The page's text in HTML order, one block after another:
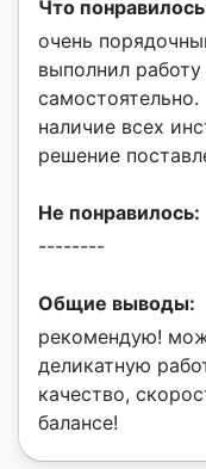
Что
очень
выполнил
самостоятельно.
наличие всех
решение
Не понравилось:
--------
Общие выводы:
рекомендую!
деликатную
качество,
балансе!